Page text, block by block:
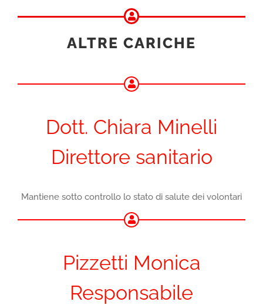
ALTRE CARICHE
Dott. Chiara Minelli
Direttore sanitario
Mantiene sotto controllo lo stato di salute dei volontari
Pizzetti Monica
Responsabile